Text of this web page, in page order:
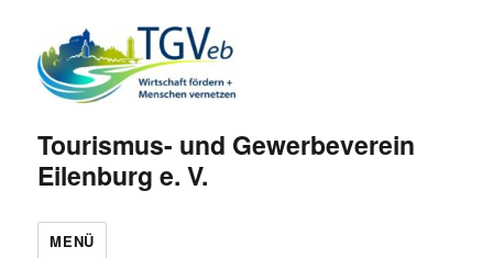
Tourismus- und Gewerbeverein
Eilenburg e. V.
MENÜ